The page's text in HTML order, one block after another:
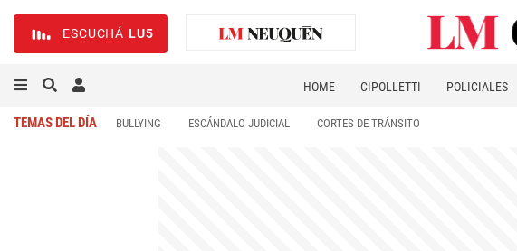
ESCUCHÁ LU5
HOME CIPOLLETTI POLICIALES
TEMAS DEL DÍA BULLYING ESCÁNDALO JUDICIAL CORTES DE TRÁNSITO